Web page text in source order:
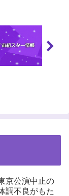
京公演中止の
調不良がもた